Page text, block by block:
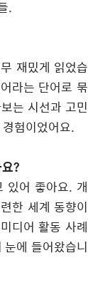
.
재밌게 읽었습
라는 단어로 묶
는 시선과 고민
험이었어요.
?
있어 좋아요. 개
한 세계 동향이
디어 활동 사례
눈에 들어왔습니